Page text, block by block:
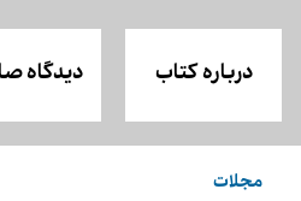
درباره کتاب دیدگاه
مجلات